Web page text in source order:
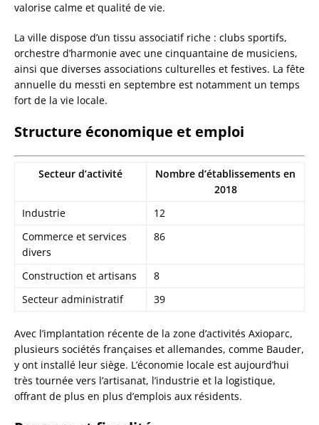
valorise calme et qualité de vie.
La ville dispose d’un tissu associatif riche : clubs sportifs,
orchestre d’harmonie avec une cinquantaine de musiciens,
ainsi que diverses associations culturelles et festives. La fête
annuelle du messti en septembre est notamment un temps
fort de la vie locale.
Structure économique et emploi
Secteur d’activité
Nombre d’établissements en
2018
Industrie
12
Commerce et services
divers
86
Construction et artisans
8
Secteur administratif
39
Avec l’implantation récente de la zone d’activités Axioparc,
plusieurs sociétés françaises et allemandes, comme Bauder,
y ont installé leur siège. L’économie locale est aujourd’hui
très tournée vers l’artisanat, l’industrie et la logistique,
offrant de plus en plus d’emplois aux résidents.